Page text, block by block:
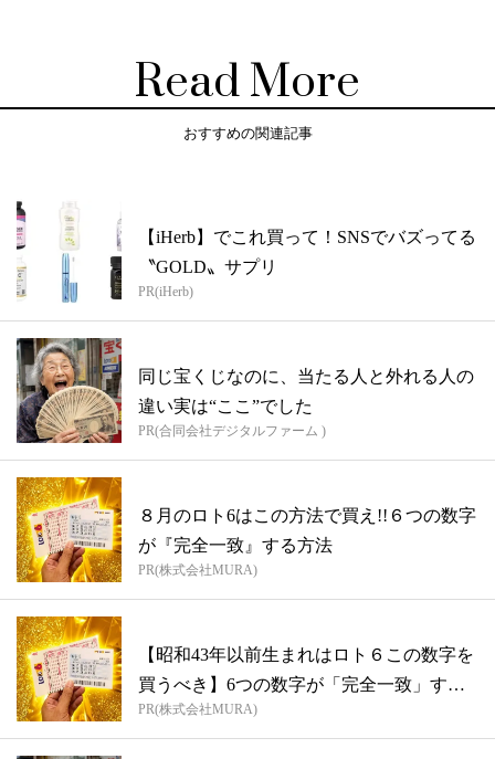
Read More
おすすめの関連記事
【iHerb】でこれ買って！SNSでバズってる
〝GOLD〟サプリ
PR(iHerb)
同じ宝くじなのに、当たる人と外れる人の
違い実は“ここ”でした
PR(合同会社デジタルファーム )
８月のロト6はこの方法で買え!!６つの数字
が『完全一致』する方法
PR(株式会社MURA)
【昭和43年以前生まれはロト６この数字を
買うべき】6つの数字が「完全一致」する
方...
PR(株式会社MURA)